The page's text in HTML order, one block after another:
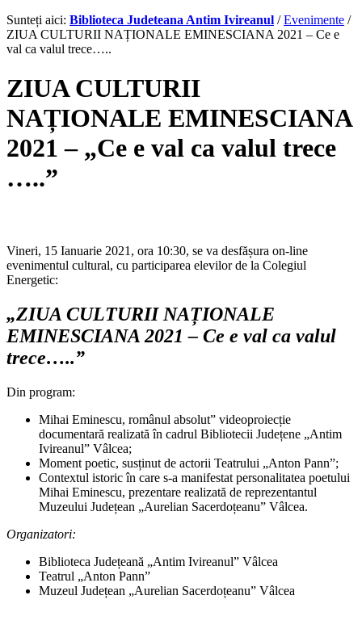
Sunteți aici: Biblioteca Judeteana Antim Ivireanul / Evenimente /
ZIUA CULTURII NAȚIONALE EMINESCIANA 2021 – Ce e
val ca valul trece…..
ZIUA CULTURII
NAȚIONALE EMINESCIANA
2021 – „Ce e val ca valul trece
…..”
Vineri, 15 Ianuarie 2021, ora 10:30, se va desfășura on-line
evenimentul cultural, cu participarea elevilor de la Colegiul
Energetic:
„ZIUA CULTURII NAȚIONALE
EMINESCIANA 2021 – Ce e val ca valul
trece…..”
Din program:
Mihai Eminescu, românul absolut” videoproiecție
documentară realizată în cadrul Bibliotecii Județene „Antim
Ivireanul” Vâlcea;
Moment poetic, susținut de actorii Teatrului „Anton Pann”;
Contextul istoric în care s-a manifestat personalitatea poetului
Mihai Eminescu, prezentare realizată de reprezentantul
Muzeului Județean „Aurelian Sacerdoțeanu” Vâlcea.
Organizatori:
Biblioteca Județeană „Antim Ivireanul” Vâlcea
Teatrul „Anton Pann”
Muzeul Județean „Aurelian Sacerdoțeanu” Vâlcea